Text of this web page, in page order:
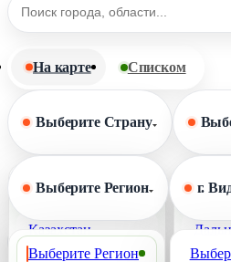
На карте Списком
Выберите Страну
Выберите Страну
Казахстан
ФО
Выберите Регион
Выберите Регион
г.